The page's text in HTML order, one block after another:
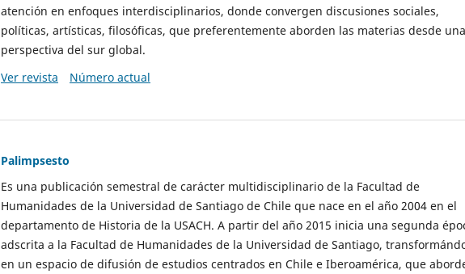
atención en enfoques interdisciplinarios, donde convergen discusiones sociales,
políticas, artísticas, filosóficas, que preferentemente aborden las materias desde una
perspectiva del sur global.
Ver revista
Número actual
Palimpsesto
Es una publicación semestral de carácter multidisciplinario de la Facultad de
Humanidades de la Universidad de Santiago de Chile que nace en el año 2004 en el
departamento de Historia de la USACH. A partir del año 2015 inicia una segunda
adscrita a la Facultad de Humanidades de la Universidad de Santiago,
en un espacio de difusión de estudios centrados en Chile e Iberoamérica, que